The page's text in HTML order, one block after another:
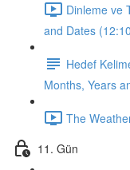
Dinleme ve
and Dates
Hedef
Months, Years
The
11. Gün